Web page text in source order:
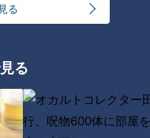
る
る
のアップルパイ！